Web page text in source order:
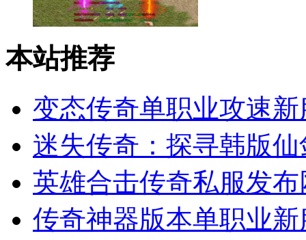
本站推荐
变态传奇单职业攻速新
迷失传奇：探寻韩版
英雄合击传奇私服发
传奇神器版本单职业新